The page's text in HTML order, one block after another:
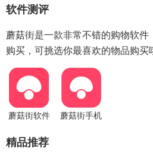
软件测评
蘑菇街是一款非常不错的购物软件
购买，可挑选你最喜欢的物品购买
蘑菇街软件
蘑菇街手机
精品推荐